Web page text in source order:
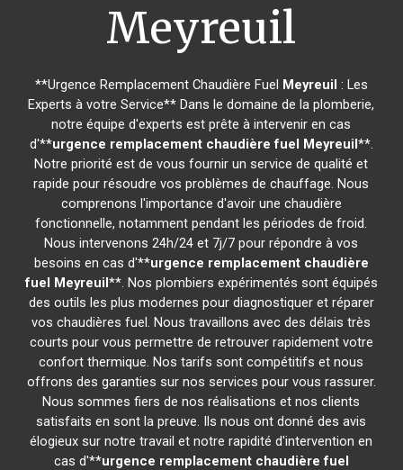
Meyreuil
**Urgence Remplacement Chaudière Fuel Meyreuil : Les
Experts à votre Service** Dans le domaine de la plomberie,
notre équipe d'experts est prête à intervenir en cas
d'**urgence remplacement chaudière fuel Meyreuil**.
Notre priorité est de vous fournir un service de qualité et
rapide pour résoudre vos problèmes de chauffage. Nous
comprenons l'importance d'avoir une chaudière
fonctionnelle, notamment pendant les périodes de froid.
Nous intervenons 24h/24 et 7j/7 pour répondre à vos
besoins en cas d'**urgence remplacement chaudière
fuel Meyreuil**. Nos plombiers expérimentés sont équipés
des outils les plus modernes pour diagnostiquer et réparer
vos chaudières fuel. Nous travaillons avec des délais très
courts pour vous permettre de retrouver rapidement votre
confort thermique. Nos tarifs sont compétitifs et nous
offrons des garanties sur nos services pour vous rassurer.
Nous sommes fiers de nos réalisations et nos clients
satisfaits en sont la preuve. Ils nous ont donné des avis
élogieux sur notre travail et notre rapidité d'intervention en
cas d'**urgence remplacement chaudière fuel